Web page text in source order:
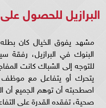
البرازيل للحصول
مشهد يفوق الخيال كان
البنوك في البرازيل، رفقة
للتوجه إلى الشباك كانت
يتحرك أو يتفاعل مع موظف
اصطحبته أن توهم الجميع أن
صحية، تفقده القدرة على